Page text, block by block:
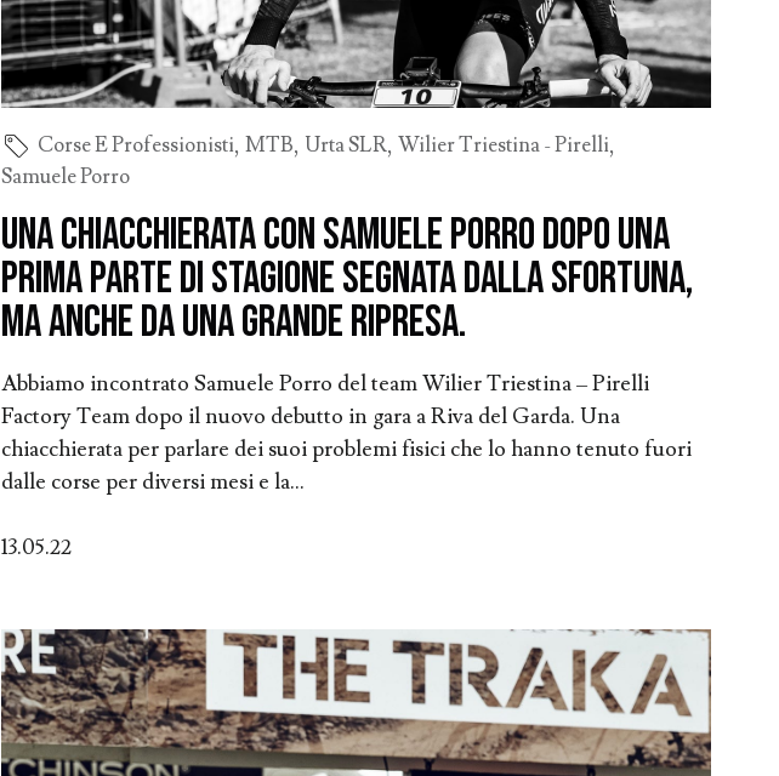
Corse E Professionisti,MTB, Urta SLR,Wilier Triestina - Pirelli,
Samuele Porro
Una chiacchierata con Samuele Porro dopo una
prima parte di stagione segnata dalla sfortuna,
ma anche da una grande ripresa.
Abbiamo incontrato Samuele Porro del team Wilier Triestina – Pirelli
Factory Team dopo il nuovo debutto in gara a Riva del Garda. Una
chiacchierata per parlare dei suoi problemi fisici che lo hanno tenuto fuori
dalle corse per diversi mesi e la...
13.05.22